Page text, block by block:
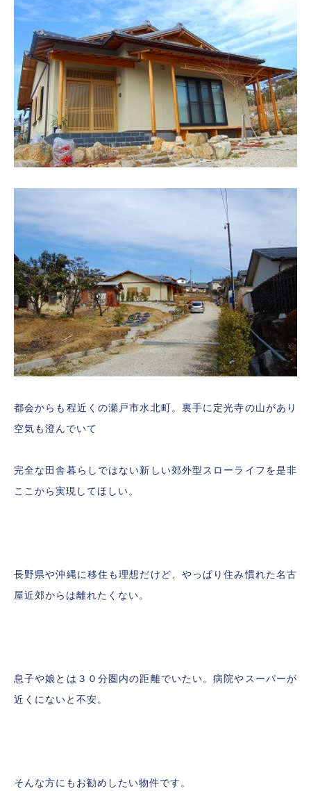
都会からも程近くの瀬戸市水北町。裏手に定光寺の山があり
空気も澄んでいて
完全な田舎暮らしではない新しい郊外型スローライフを是非
ここから実現してほしい。
長野県や沖縄に移住も理想だけど、やっぱり住み慣れた名古
屋近郊からは離れたくない。
息子や娘とは３０分圏内の距離でいたい。病院やスーパーが
近くにないと不安。
そんな方にもお勧めしたい物件です。